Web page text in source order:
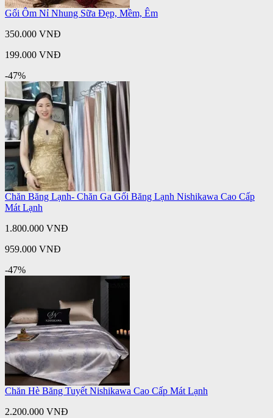
Gối Ôm Nỉ Nhung Sữa Đẹp, Mềm, Êm
350.000 VNĐ
199.000 VNĐ
-47%
Chăn Băng Lạnh- Chăn Ga Gối Băng Lạnh Nishikawa Cao Cấp
Mát Lạnh
1.800.000 VNĐ
959.000 VNĐ
-47%
Chăn Hè Băng Tuyết Nishikawa Cao Cấp Mát Lạnh
2.200.000 VNĐ